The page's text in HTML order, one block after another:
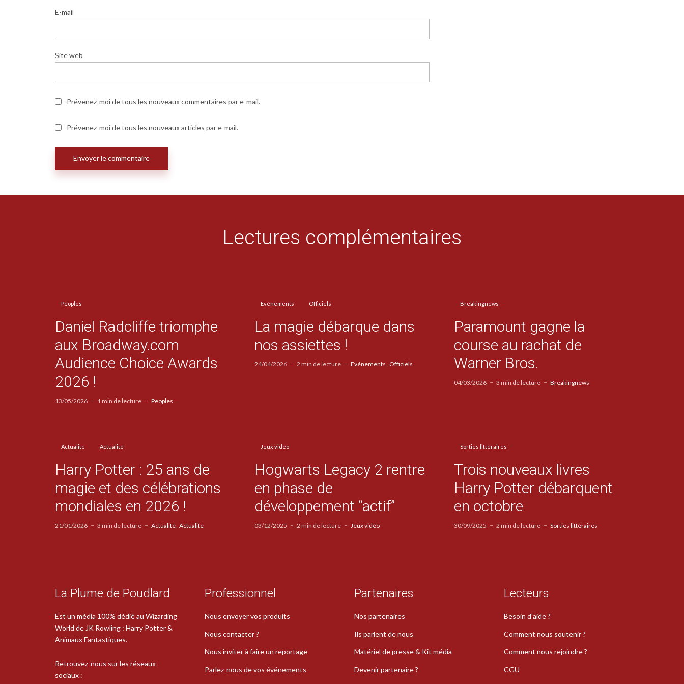
E-mail
Site web
Prévenez-moi de tous les nouveaux commentaires par e-mail.
Prévenez-moi de tous les nouveaux articles par e-mail.
Lectures complémentaires
Peoples
Daniel Radcliffe triomphe
aux Broadway.com
Audience Choice Awards
2026 !
13/05/2026 1 min de lecture Peoples
Evénements Officiels
La magie débarque dans
nos assiettes !
24/04/2026 2 min de lecture Evénements Officiels
Breakingnews
Paramount gagne la
course au rachat de
Warner Bros.
04/03/2026 3 min de lecture Breakingnews
Actualité Actualité
Harry Potter : 25 ans de
magie et des célébrations
mondiales en 2026 !
21/01/2026 3 min de lecture Actualité Actualité
Jeux vidéo
Hogwarts Legacy 2 rentre
en phase de
développement “actif”
03/12/2025 2 min de lecture Jeux vidéo
Sorties littéraires
Trois nouveaux livres
Harry Potter débarquent
en octobre
30/09/2025 2 min de lecture Sorties littéraires
La Plume de Poudlard
Est un média 100% dédié au Wizarding
World de JK Rowling : Harry Potter &
Animaux Fantastiques.
Retrouvez-nous sur les réseaux
sociaux :
Professionnel
Nous envoyer vos produits
Nous contacter ?
Nous inviter à faire un reportage
Parlez-nous de vos événements
Partenaires
Nos partenaires
Ils parlent de nous
Matériel de presse & Kit média
Devenir partenaire ?
Lecteurs
Besoin d’aide ?
Comment nous soutenir ?
Comment nous rejoindre ?
CGU